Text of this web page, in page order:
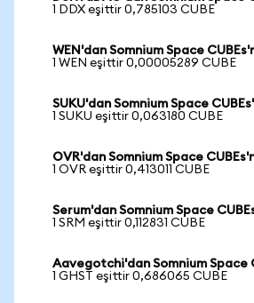
1 DDX eşittir 0,785103 CUBE
WEN'dan Somnium Space
1 WEN eşittir 0,00005289 CUBE
SUKU'dan Somnium Space
1 SUKU eşittir 0,063180 CUBE
OVR'dan Somnium Space
1 OVR eşittir 0,413011 CUBE
Serum'dan Somnium Space
1 SRM eşittir 0,112831 CUBE
Aavegotchi'dan Somnium Space
1 GHST eşittir 0,686065 CUBE